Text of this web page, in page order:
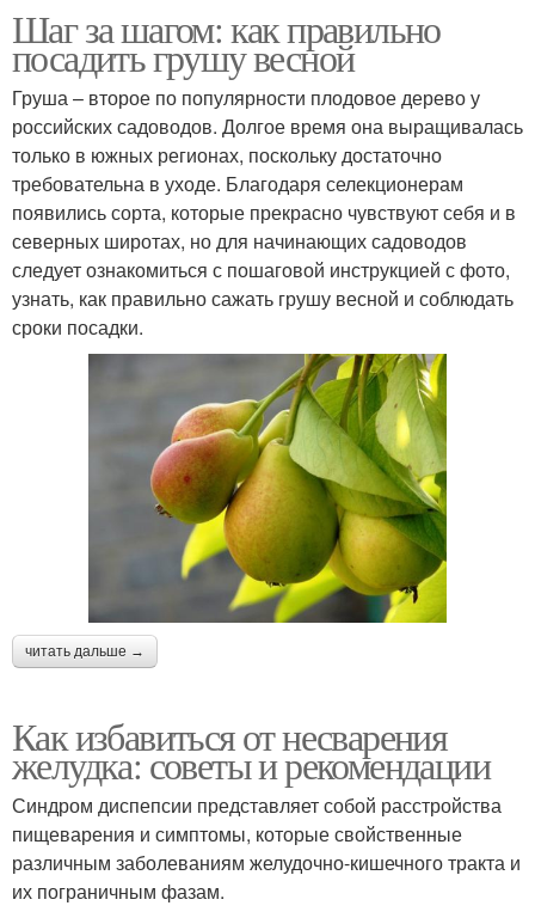
Шаг за шагом: как правильно
посадить грушу весной
Груша – второе по популярности плодовое дерево у
российских садоводов. Долгое время она выращивалась
только в южных регионах, поскольку достаточно
требовательна в уходе. Благодаря селекционерам
появились сорта, которые прекрасно чувствуют себя и в
северных широтах, но для начинающих садоводов
следует ознакомиться с пошаговой инструкцией с фото,
узнать, как правильно сажать грушу весной и соблюдать
сроки посадки.
читать дальше →
Как избавиться от несварения
желудка: советы и рекомендации
Синдром диспепсии представляет собой расстройства
пищеварения и симптомы, которые свойственные
различным заболеваниям желудочно-кишечного тракта и
их пограничным фазам.